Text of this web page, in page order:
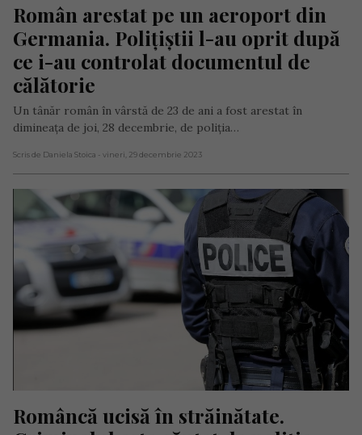
Român arestat pe un aeroport din
Germania. Polițiștii l-au oprit după
ce i-au controlat documentul de
călătorie
Un tânăr român în vârstă de 23 de ani a fost arestat în
dimineața de joi, 28 decembrie, de poliția…
Scris de Daniela Stoica - vineri, 29 decembrie 2023
Româncă ucisă în străinătate.